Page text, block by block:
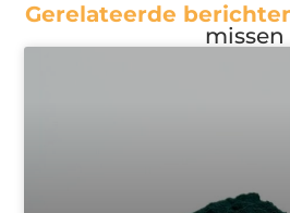
Gerelateerde
missen